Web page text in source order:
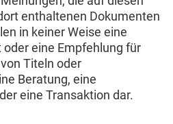
enthaltenen Dokumenten
in keiner Weise eine
oder eine Empfehlung für
Titeln oder
Beratung, eine
eine Transaktion dar.